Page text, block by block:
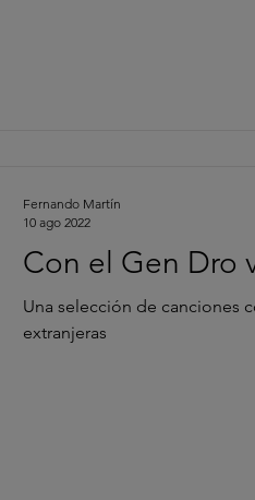
Con el Gen Dro
Una selección de canciones
extranjeras
Fernando Martín
10 ago 2022